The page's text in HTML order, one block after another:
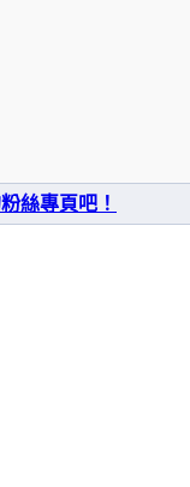
絲專頁吧！